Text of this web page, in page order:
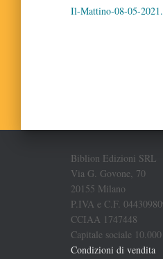
Il-Mattino-08-05-
Biblion Edizioni SRL
Via G. Govone, 70
20155 Milano
P.IVA e C.F.
CCIAA 1747448
Capitale sociale
Condizioni di vendita